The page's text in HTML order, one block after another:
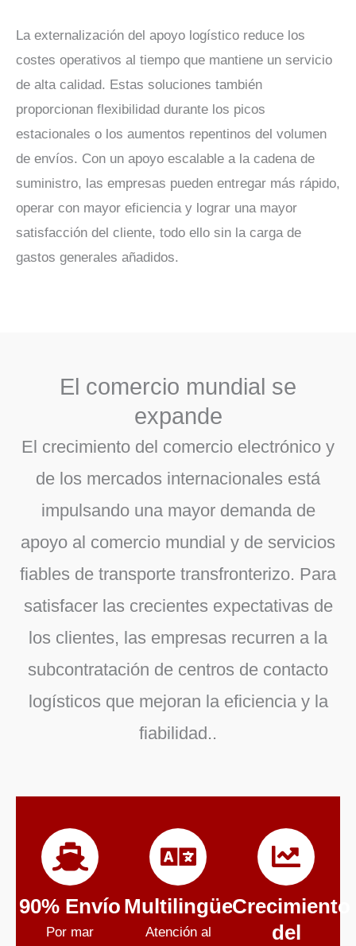
La externalización del apoyo logístico reduce los
costes operativos al tiempo que mantiene un servicio
de alta calidad. Estas soluciones también
proporcionan flexibilidad durante los picos
estacionales o los aumentos repentinos del volumen
de envíos. Con un apoyo escalable a la cadena de
suministro, las empresas pueden entregar más rápido,
operar con mayor eficiencia y lograr una mayor
satisfacción del cliente, todo ello sin la carga de
gastos generales añadidos.
El comercio mundial se
expande
El crecimiento del comercio electrónico y
de los mercados internacionales está
impulsando una mayor demanda de
apoyo al comercio mundial y de servicios
fiables de transporte transfronterizo. Para
satisfacer las crecientes expectativas de
los clientes, las empresas recurren a la
subcontratación de centros de contacto
logísticos que mejoran la eficiencia y la
fiabilidad..
90% Envío
Por mar
Multilingüe
Atención al
Crecimiento
del